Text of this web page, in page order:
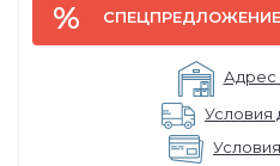
Адрес
Условия